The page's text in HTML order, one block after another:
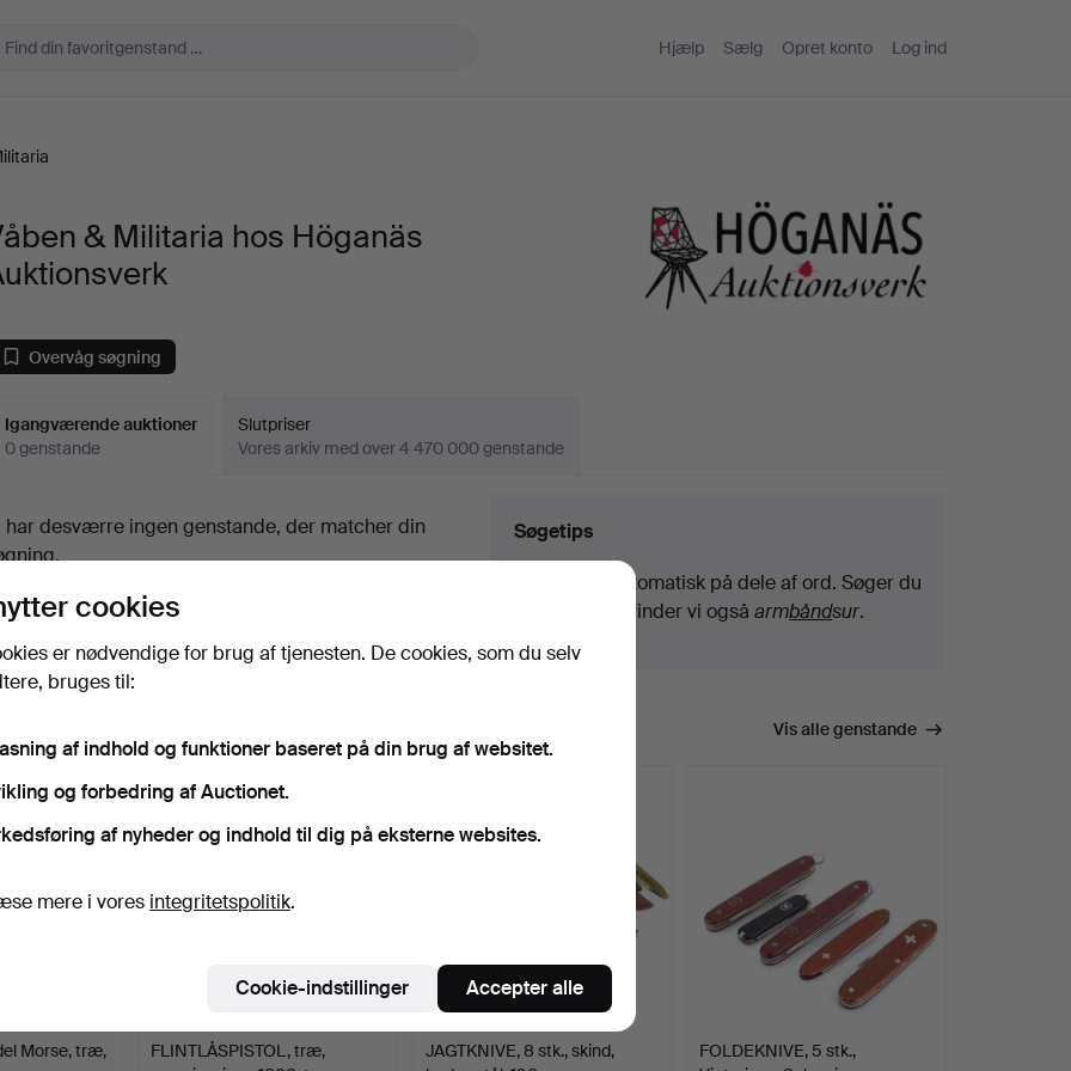
Hjælp Sælg Opret konto Log ind
& Militaria hos Höganäs
Overvåg søgning
Igangværende auktioner
0 genstande
Slutpriser
Vores arkiv med over 4 470 000 genstande
har desværre ingen genstande, der matcher din
på“Overvåg søgning”
Søgetips
Vi søger automatisk på dele af ord. Søger du
, finder vi ogsåarmbåndsur.
der matcher din søgning Vis alle genstande
Morse, træ,
FLINTLÅSPISTOL, træ,
JAGTKNIVE, 8 stk., skind,
FOLDEKNIVE, 5 stk.,
cookies
er nødvendige for brug af tjenesten. De cookies, som du selv
bruges til:
af indhold og funktioner baseret på din brug af websitet.
og forbedring af Auctionet.
af nyheder og indhold til dig på eksterne websites.
mere i vores integritetspolitik.
Cookie-indstillinger Accepter alle